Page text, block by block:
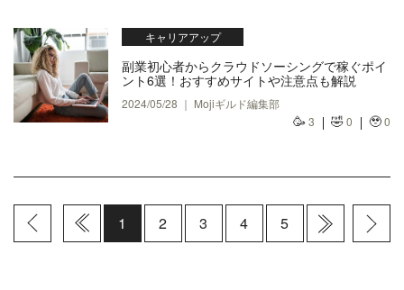
キャリアアップ
副業初心者からクラウドソーシングで稼ぐポイ
ント6選！おすすめサイトや注意点も解説
2024/05/28 ｜ Mojiギルド編集部
🥳 3 🤣0 🥹0
1 2 3 4 5